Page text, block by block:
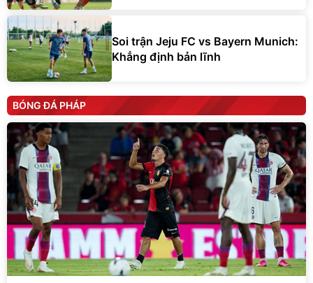
Soi trận Jeju FC vs Bayern Munich:
Khẳng định bản lĩnh
BÓNG ĐÁ PHÁP